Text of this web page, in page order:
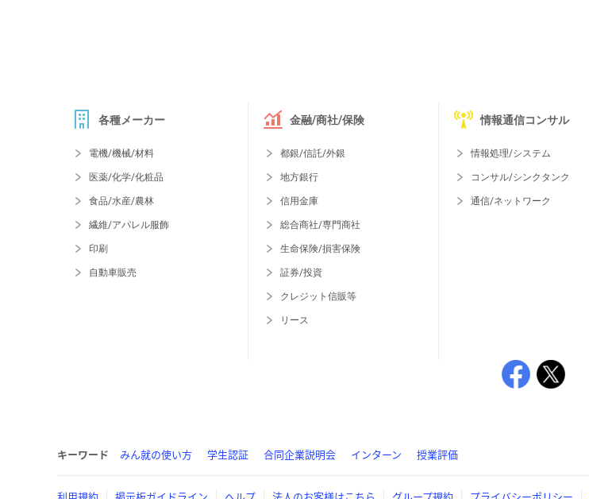
各種メーカー
電機/機械/材料
医薬/化学/化粧品
食品/水産/農林
繊維/アパレル服飾
印刷
自動車販売
金融/商社/保険
都銀/信託/外銀
地方銀行
信用金庫
総合商社/専門商社
生命保険/損害保険
証券/投資
クレジット信販等
リース
情報通信コンサル
情報処理/システム
コンサル/シンクタンク
通信/ネットワーク
キーワード みん就の使い方 学生認証 合同企業説明会 インターン 授業評価